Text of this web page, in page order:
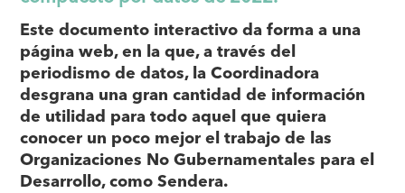
Este documento interactivo da forma a una
página web, en la que, a través del
periodismo de datos, la Coordinadora
desgrana una gran cantidad de información
de utilidad para todo aquel que quiera
conocer un poco mejor el trabajo de las
Organizaciones No Gubernamentales para el
Desarrollo, como Sendera.